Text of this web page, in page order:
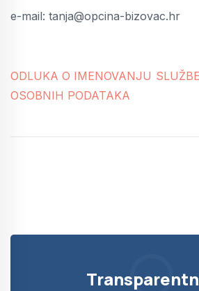
e-mail: tanja@opcina-bizovac.hr
ODLUKA O IMENOVANJU
OSOBNIH PODATAKA